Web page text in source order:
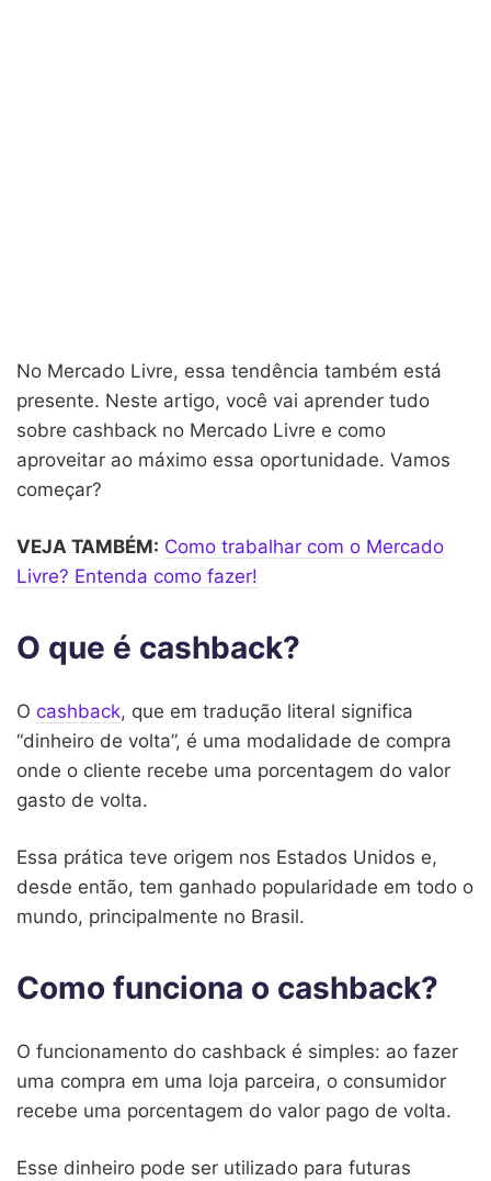
No Mercado Livre, essa tendência também está
presente. Neste artigo, você vai aprender tudo
sobre cashback no Mercado Livre e como
aproveitar ao máximo essa oportunidade. Vamos
começar?
VEJA TAMBÉM: Como trabalhar com o Mercado
Livre? Entenda como fazer!
O que é cashback?
O cashback, que em tradução literal significa
“dinheiro de volta”, é uma modalidade de compra
onde o cliente recebe uma porcentagem do valor
gasto de volta.
Essa prática teve origem nos Estados Unidos e,
desde então, tem ganhado popularidade em todo o
mundo, principalmente no Brasil.
Como funciona o cashback?
O funcionamento do cashback é simples: ao fazer
uma compra em uma loja parceira, o consumidor
recebe uma porcentagem do valor pago de volta.
Esse dinheiro pode ser utilizado para futuras